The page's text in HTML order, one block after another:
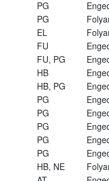
PG
PG
EL
FU
FU, PG
HB
HB, PG
PG
PG
PG
PG
PG
HB, NE